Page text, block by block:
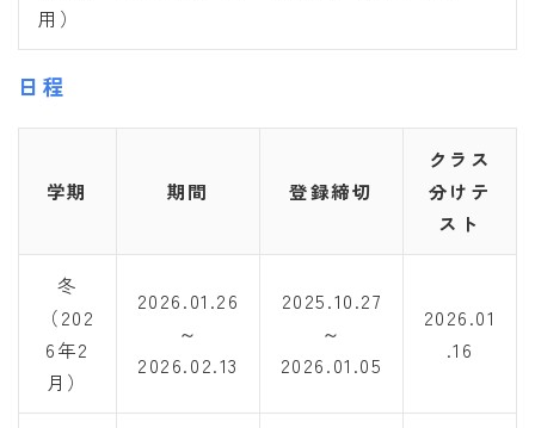
用）
日程
学期 期間 登録締切
クラス
分けテ
スト
冬
（202
6年2
月）
2026.01.26
～
2026.02.13
2025.10.27
～
2026.01.05
2026.01
.16